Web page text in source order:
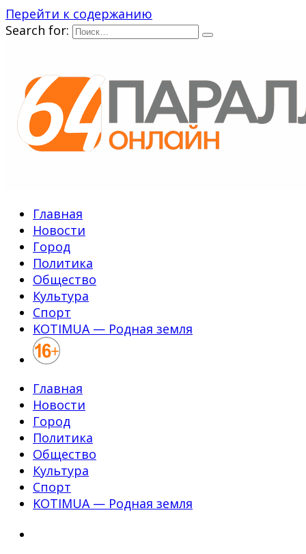
Перейти к содержанию
Search for:
Главная
Новости
Город
Политика
Общество
Культура
Спорт
KOTIMUA — Родная земля
Главная
Новости
Город
Политика
Общество
Культура
Спорт
KOTIMUA — Родная земля